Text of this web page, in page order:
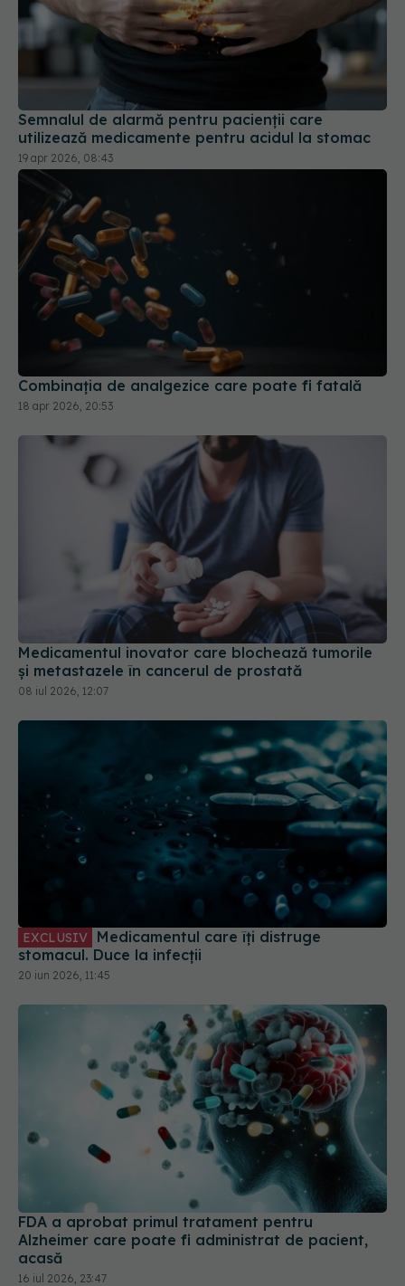
Semnalul de alarmă pentru pacienții care
utilizează medicamente pentru acidul la stomac
19 apr 2026, 08:43
Combinația de analgezice care poate fi fatală
18 apr 2026, 20:53
Medicamentul inovator care blochează tumorile
și metastazele în cancerul de prostată
08 iul 2026, 12:07
EXCLUSIV
stomacul. Duce la infecții
20 iun 2026, 11:45
FDA a aprobat primul tratament pentru
Alzheimer care poate fi administrat de pacient,
acasă
16 iul 2026, 23:47